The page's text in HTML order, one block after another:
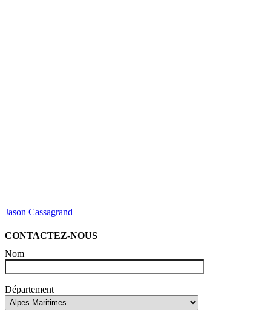
Jason Cassagrand
CONTACTEZ-NOUS
Nom
Département